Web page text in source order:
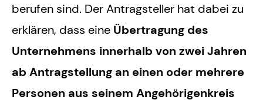
berufen sind. Der Antragsteller hat dabei zu
erklären, dass eine Übertragung des
Unternehmens innerhalb von zwei Jahren
ab Antragstellung an einen oder mehrere
Personen aus seinem Angehörigenkreis